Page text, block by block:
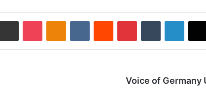
X
LinkedIn
VKontakte
Voice of Germany